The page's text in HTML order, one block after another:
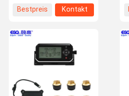
Bestpreis
Kontakt